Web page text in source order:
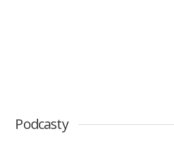
Podcasty